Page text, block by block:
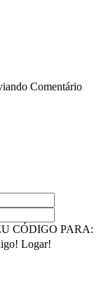
CÓDIGO PARA:
Logar!